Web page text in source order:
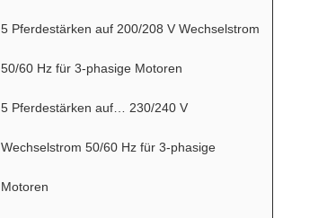
5 Pferdestärken auf 200/208 V Wechselstrom
50/60 Hz für 3-phasige Motoren
5 Pferdestärken auf… 230/240 V
Wechselstrom 50/60 Hz für 3-phasige
Motoren